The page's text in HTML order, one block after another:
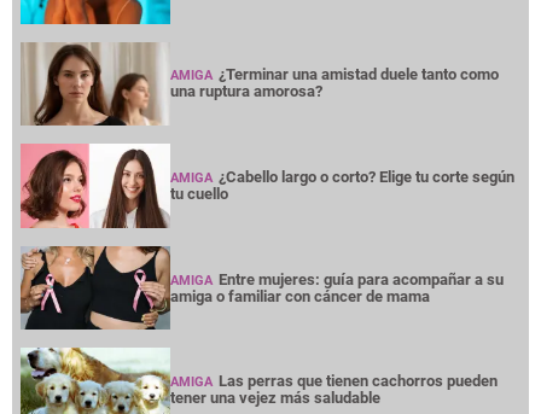
AMIGA ¿Terminar una amistad duele tanto como
una ruptura amorosa?
AMIGA ¿Cabello largo o corto? Elige tu corte según
tu cuello
AMIGA Entre mujeres: guía para acompañar a su
amiga o familiar con cáncer de mama
AMIGA Las perras que tienen cachorros pueden
tener una vejez más saludable